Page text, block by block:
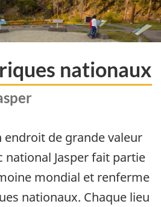
nationaux
endroit de grande valeur
national Jasper fait partie
mondial et renferme
nationaux. Chaque lieu